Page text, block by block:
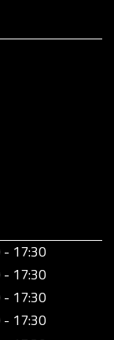
17:30
17:30
17:30
17:30